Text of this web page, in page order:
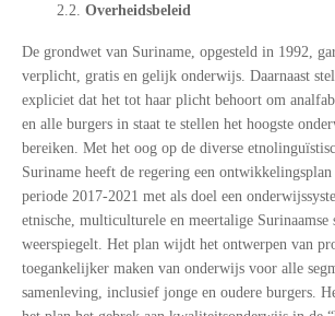
2.2. Overheidsbeleid
De grondwet van Suriname, opgesteld in 1992,
verplicht, gratis en gelijk onderwijs. Daarnaast
expliciet dat het tot haar plicht behoort om
en alle burgers in staat te stellen het hoogste
bereiken. Met het oog op de diverse
Suriname heeft de regering een
periode 2017-2021 met als doel een
etnische, multiculturele en meertalige Surinaamse
weerspiegelt. Het plan wijdt het ontwerpen van
toegankelijker maken van onderwijs voor alle
samenleving, inclusief jonge en oudere burgers.